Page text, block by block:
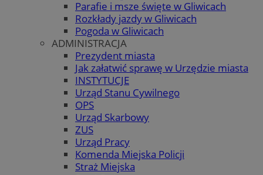
Parafie i msze święte w Gliwicach
Rozkłady jazdy w Gliwicach
Pogoda w Gliwicach
ADMINISTRACJA
Prezydent miasta
Jak załatwić sprawę w Urzędzie miasta
INSTYTUCJE
Urząd Stanu Cywilnego
OPS
Urząd Skarbowy
ZUS
Urząd Pracy
Komenda Miejska Policji
Straż Miejska